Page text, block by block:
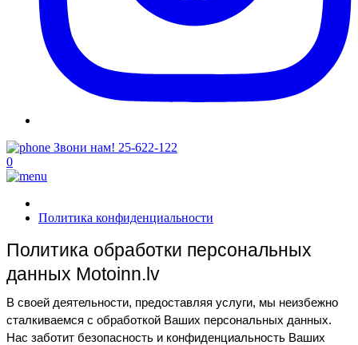
Звони нам! 25-622-122
0
Политика конфиденциальности
Политика обработки персональных
данных Motoinn.lv
В своей деятельности, предоставляя услуги, мы неизбежно
сталкиваемся с обработкой Ваших персональных данных.
Нас заботит безопасность и конфиденциальность Ваших